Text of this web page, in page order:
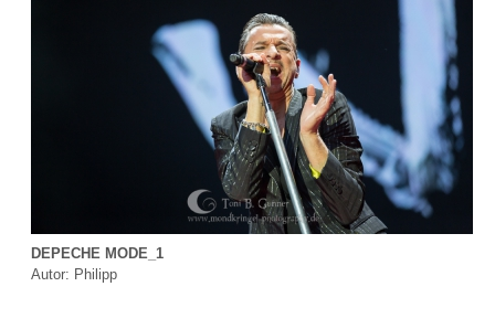
DEPECHE MODE_1
Autor: Philipp